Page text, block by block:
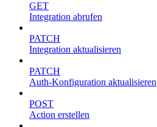
GET
Integration abrufen
PATCH
Integration aktualisieren
PATCH
Auth-Konfiguration aktualisieren
POST
Action erstellen